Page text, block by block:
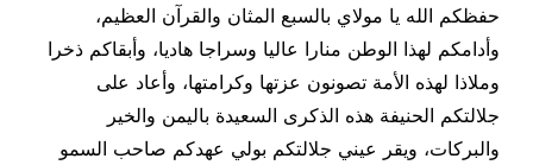
حفظكم الله يا مولاي بالسبع المثان والقرآن العظيم،
وأدامكم لهذا الوطن منارا عاليا وسراجا هاديا، وأبقاكم ذخرا
وملاذا لهذه الأمة تصونون عزتها وكرامتها، وأعاد على
جلالتكم الحنيفة هذه الذكرى السعيدة باليمن والخير
والبركات، ويقر عيني جلالتكم بولي عهدكم صاحب السمو